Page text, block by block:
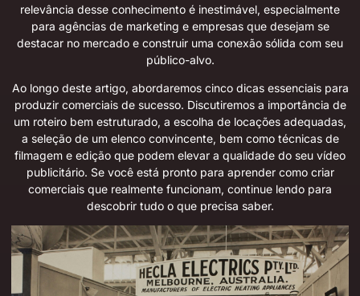
relevância desse conhecimento é inestimável, especialmente
para agências de marketing e empresas que desejam se
destacar no mercado e construir uma conexão sólida com seu
público-alvo.
Ao longo deste artigo, abordaremos cinco dicas essenciais para
produzir comerciais de sucesso. Discutiremos a importância de
um roteiro bem estruturado, a escolha de locações adequadas,
a seleção de um elenco convincente, bem como técnicas de
filmagem e edição que podem elevar a qualidade do seu vídeo
publicitário. Se você está pronto para aprender como criar
comerciais que realmente funcionam, continue lendo para
descobrir tudo o que precisa saber.